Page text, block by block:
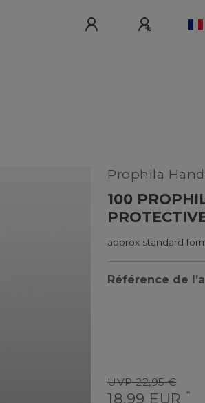
Prophila
100
approx standard
Référence de
UVP 22,95 €
18,99 EUR *